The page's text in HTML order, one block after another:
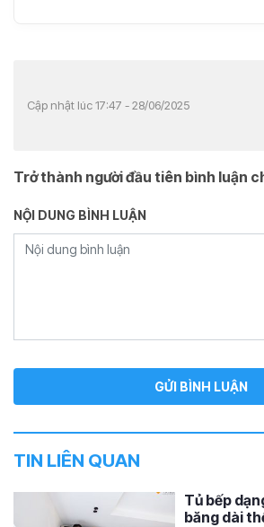
Cập nhật lúc 17:47 - 28/06/2025
Trở thành người đầu tiên bình luận
NỘI DUNG BÌNH LUẬN
TIN LIÊN QUAN
Tủ bếp
băng dài